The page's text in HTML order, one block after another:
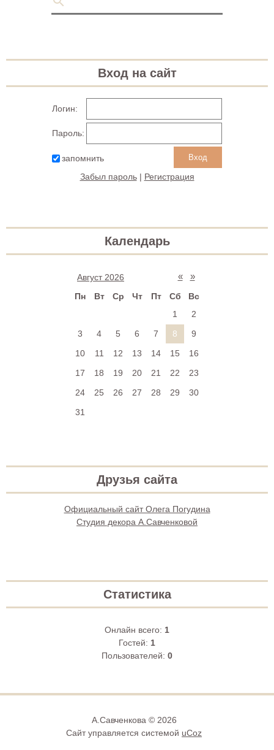
Вход на сайт
Логин:
Пароль:
запомнить
Забыл пароль| Регистрация
Календарь
«
Август 2026 »
Пн Вт Ср Чт Пт Сб
Вс
1
2
3
4 5 6 7 8
9
10
11 12 13 14 15
16
17
18 19 20 21 22
23
24
25 26 27 28 29
30
31
Друзья сайта
Официальный сайт Олега Погудина
Студия декора А.Савченковой
Статистика
Онлайн всего: 1
Гостей: 1
Пользователей: 0
А.Савченкова © 2026
Сайт управляется системой uCoz